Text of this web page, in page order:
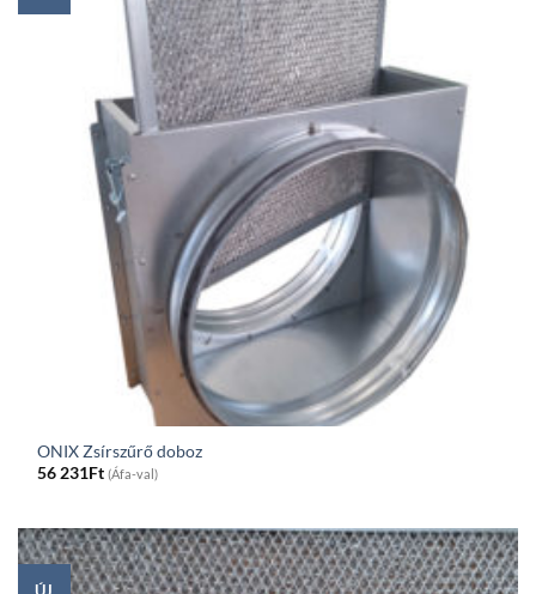
ONIX Zsírszűrő doboz
56 231Ft (Áfa-val)